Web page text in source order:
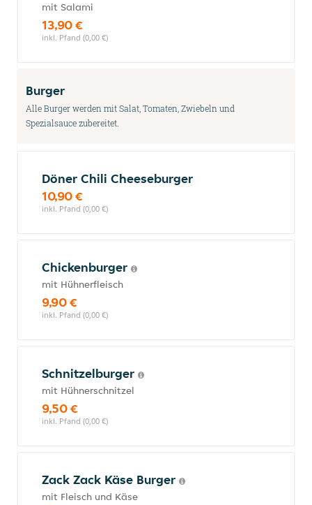
mit Salami
13,90 €
inkl. Pfand (0,00 €)
Burger
Alle Burger werden mit Salat, Tomaten, Zwiebeln und
Spezialsauce zubereitet.
Döner Chili Cheeseburger
10,90 €
inkl. Pfand (0,00 €)
Chickenburger
mit Hühnerfleisch
9,90 €
inkl. Pfand (0,00 €)
Schnitzelburger
mit Hühnerschnitzel
9,50 €
inkl. Pfand (0,00 €)
Zack Zack Käse Burger
mit Fleisch und Käse